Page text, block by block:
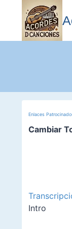
contenido
Enlaces
Cambiar
Intro